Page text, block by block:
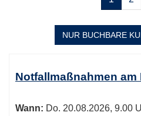
blättern
NUR BUCHBARE
Tabellenüberschriften
können
werden.
Notfallmaßnahmen
Wann: Do. 20.08.2026, 9.00